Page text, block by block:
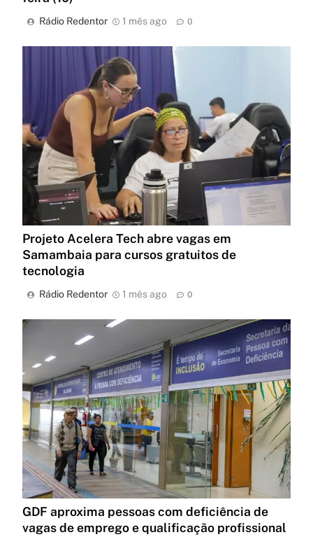
Rádio Redentor 1 mês ago 0
Projeto Acelera Tech abre vagas em
Samambaia para cursos gratuitos de
tecnologia
Rádio Redentor 1 mês ago 0
GDF aproxima pessoas com deficiência de
vagas de emprego e qualificação profissional